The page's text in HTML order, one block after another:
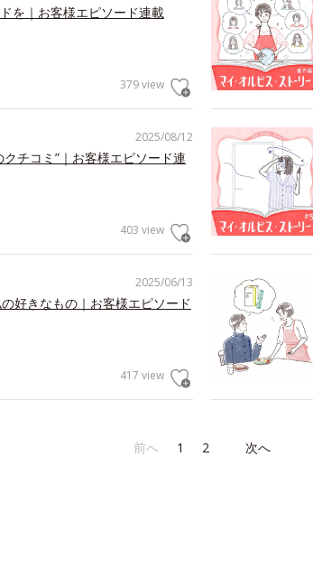
を｜お客様エピソード連載
379 view
2025/08/12
チコミ”｜お客様エピソード連
403 view
2025/06/13
好きなもの｜お客様エピソード
417 view
前へ 1 2 次へ